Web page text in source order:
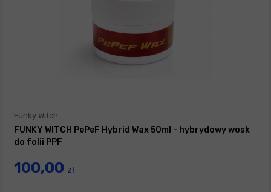
Funky Witch
FUNKY WITCH PePeF Hybrid Wax 50ml - hybrydowy wosk
do folii PPF
100,00 zł